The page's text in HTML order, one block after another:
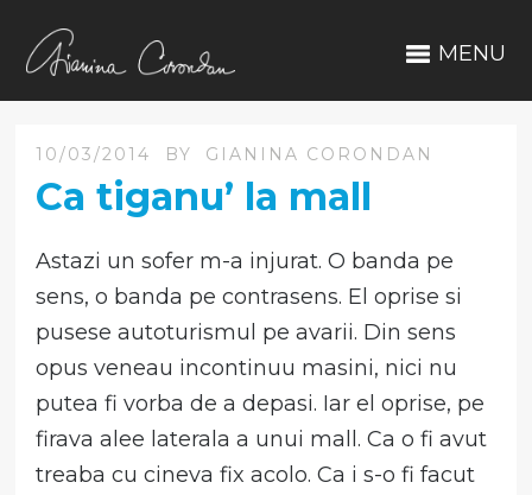
MENU
10/03/2014 BY GIANINA CORONDAN
Ca tiganu’ la mall
Astazi un sofer m-a injurat. O banda pe
sens, o banda pe contrasens. El oprise si
pusese autoturismul pe avarii. Din sens
opus veneau incontinuu masini, nici nu
putea fi vorba de a depasi. Iar el oprise, pe
firava alee laterala a unui mall. Ca o fi avut
treaba cu cineva fix acolo. Ca i s-o fi facut